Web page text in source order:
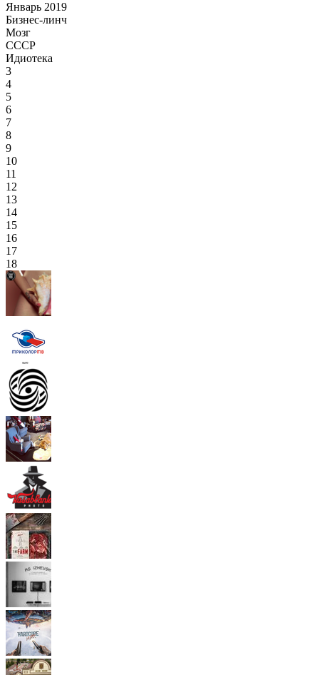
Январь 2019
Бизнес-линч
Мозг
СССР
Идиотека
3
4
5
6
7
8
9
10
11
12
13
14
15
16
17
18